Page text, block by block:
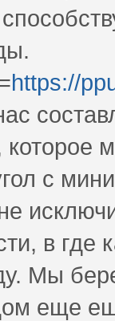
https://
с
в где
Мы
еще